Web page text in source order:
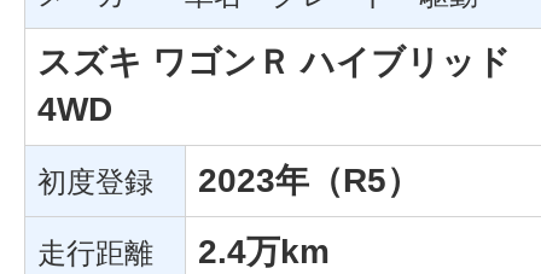
スズキ ワゴンＲ ハイブリッド
4WD
初度登録 2023年（R5）
走行距離 2.4万km